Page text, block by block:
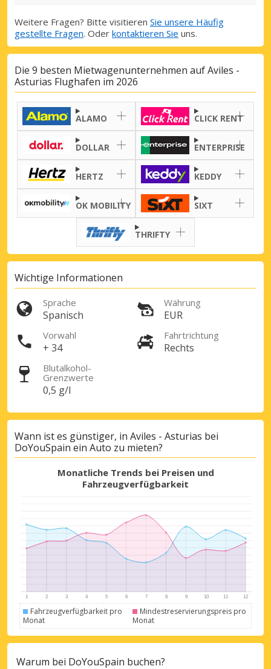
Top-Ersparnisses
Erhalten Sie Zugang zu exklusiven
Partnerangeboten
Mit eLink anmelden
Weitere Fragen? Bitte visitieren Sie unsere Häufig
gestellte Fragen. Oder kontaktieren Sie uns.
Die 9 besten Mietwagenunternehmen auf Aviles -
Asturias Flughafen im 2026
ALAMO CLICK RENT
DOLLAR ENTERPRISE
HERTZ KEDDY
OK MOBILITY SIXT
THRIFTY
Wichtige Informationen
Sprache
Spanisch
Währung
EUR
Vorwahl
+ 34
Fahrtrichtung
Rechts
Blutalkohol-
Grenzwerte
0,5 g/l
Wann ist es günstiger, in Aviles - Asturias bei
DoYouSpain ein Auto zu mieten?
Monatliche Trends bei Preisen und
Fahrzeugverfügbarkeit
Fahrzeugverfügbarkeit pro
Monat
Mindestreservierungspreis pro
Monat
Warum bei DoYouSpain buchen?